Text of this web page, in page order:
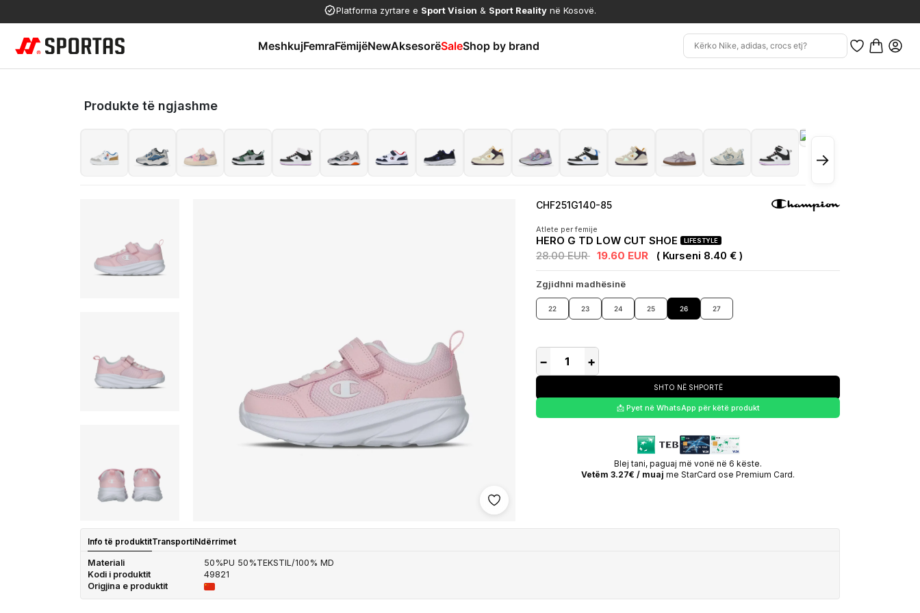
Platforma zyrtare e Sport Vision & Sport Reality në Kosovë.
MeshkujFemraFëmijëNewAksesorëSaleShop by brand
Produkte të ngjashme
→
Shto në wishlist
CHF251G140-85
Atlete per femije
HERO G TD LOW CUT SHOE LIFESTYLE
28.00 EUR 19.60 EUR ( Kurseni 8.40 € )
Zgjidhni madhësinë
22 23 24 25 26 27
− +
SHTO NË SHPORTË
📩 Pyet në WhatsApp për këtë produkt
Blej tani, paguaj më vonë në 6 këste.
Vetëm 3.27€ / muaj me StarCard ose Premium Card.
Info të produktitTransportiNdërrimet
Materiali
50%PU 50%TEKSTIL/100% MD
Kodi i produktit
49821
Origjina e produktit